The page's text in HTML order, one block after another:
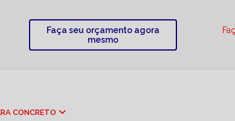
Faça seu orçamento agora
mesmo
CONCRETO